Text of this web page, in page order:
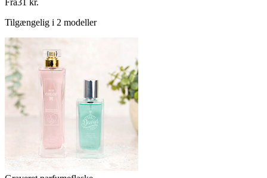
Fra31 kr.
Tilgængelig i 2 modeller